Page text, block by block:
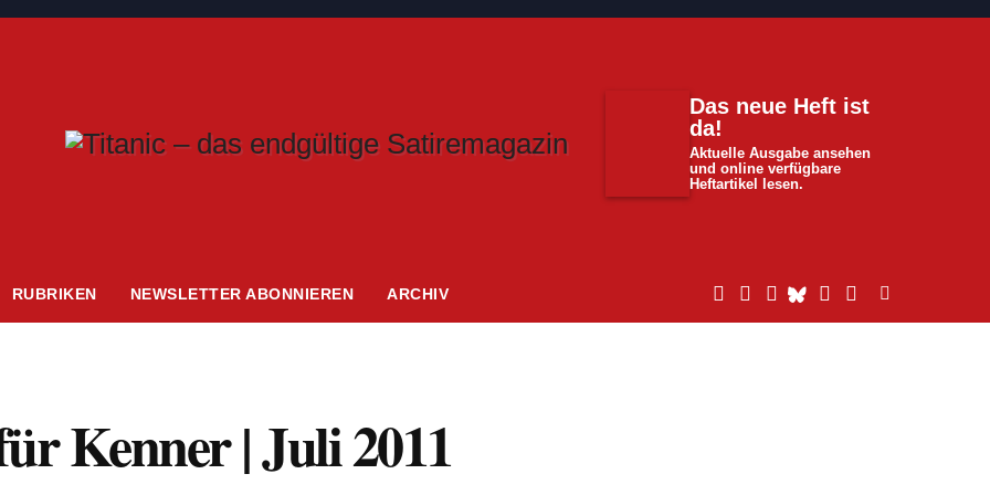
Das neue Heft ist
da!
Aktuelle Ausgabe ansehen
und online verfügbare
Heftartikel lesen.
RUBRIKEN NEWSLETTER ABONNIEREN ARCHIV
Kenner | Juli 2011